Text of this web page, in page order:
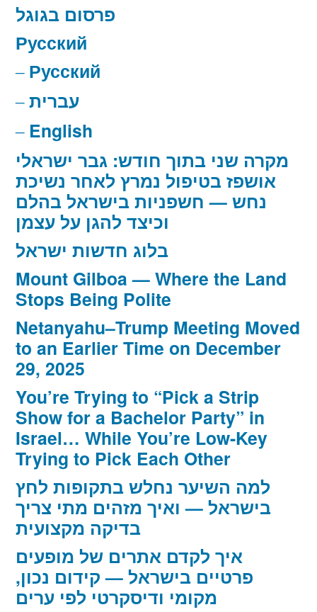
פרסום בגוגל
Русский
Русский
עברית
English
מקרה שני בתוך חודש: גבר ישראלי
אושפז בטיפול נמרץ לאחר נשיכת
נחש — חשפניות בישראל בהלם
וכיצד להגן על עצמן
בלוג חדשות ישראל
Mount Gilboa — Where the Land
Stops Being Polite
Netanyahu–Trump Meeting Moved
to an Earlier Time on December
29, 2025
You’re Trying to “Pick a Strip
Show for a Bachelor Party” in
Israel… While You’re Low-Key
Trying to Pick Each Other
למה השיער נחלש בתקופות לחץ
בישראל — ואיך מזהים מתי צריך
בדיקה מקצועית
איך לקדם אתרים של מופעים
פרטיים בישראל — קידום נכון,
מקומי ודיסקרטי לפי ערים